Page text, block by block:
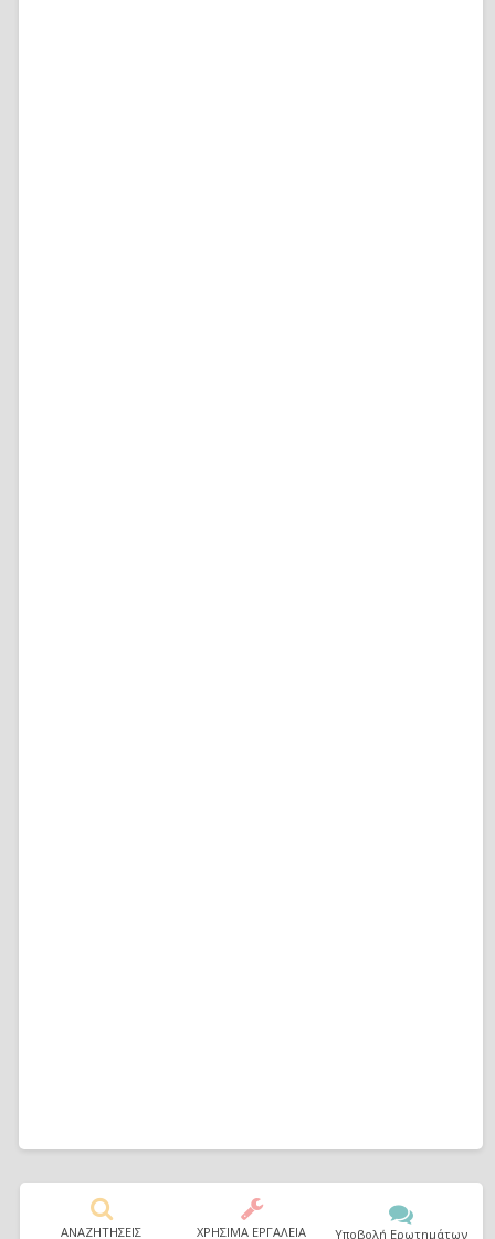
ΑΝΑΖΗΤΗΣΕΙΣ ΧΡΗΣΙΜΑ ΕΡΓΑΛΕΙΑ Υποβολή Ερωτημάτων